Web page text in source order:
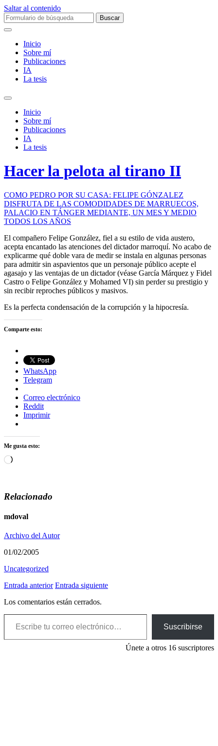
Saltar al contenido
Buscar:
Inicio
Sobre mí­
Publicaciones
IA
La tesis
Alternar
campo
búsqueda
Inicio
Sobre mí­
Publicaciones
IA
La tesis
Hacer la pelota al tirano II
COMO PEDRO POR SU CASA: FELIPE GÓNZALEZ
DISFRUTA DE LAS COMODIDADES DE MARRUECOS,
PALACIO EN TÁNGER MEDIANTE, UN MES Y MEDIO
TODOS LOS AÑOS
El compañero Felipe González, fiel a su estilo de vida austero,
acepta encantado las atenciones del dictador marroquí. No acabo de
explicarme qué doble vara de medir se instala en algunas personas
para admitir sin aspavientos que un personaje público acepte el
agasajo y las ventajas de un dictador (véase García Márquez y Fidel
Castro o Felipe González y Mohamed VI) sin perder su prestigio y
sin recibir reproches públicos y masivos.
Es la perfecta condensación de la corrupción y la hipocresía.
Comparte esto:
WhatsApp
Telegram
Correo electrónico
Reddit
Imprimir
Me gusta esto:
Cargando...
Relacionado
mdoval
Archivo del Autor
01/02/2005
Uncategorized
Entrada anterior Entrada siguiente
Los comentarios están cerrados.
Escribe tu correo electrónico…
Suscribirse
Únete a otros 16 suscriptores